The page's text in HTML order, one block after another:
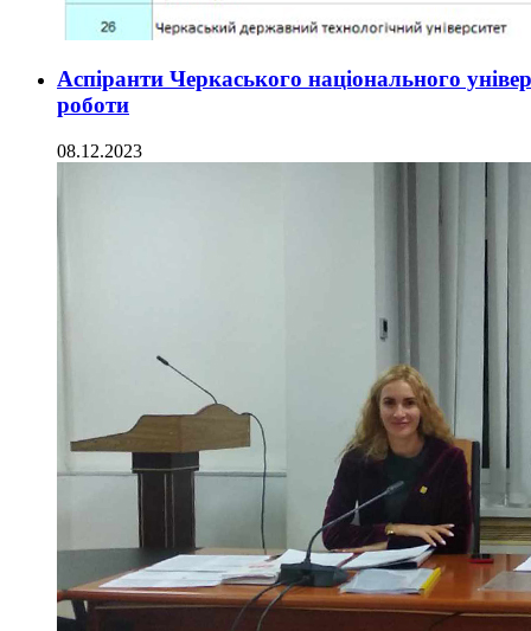
Аспіранти Черкаського національного
роботи
08.12.2023